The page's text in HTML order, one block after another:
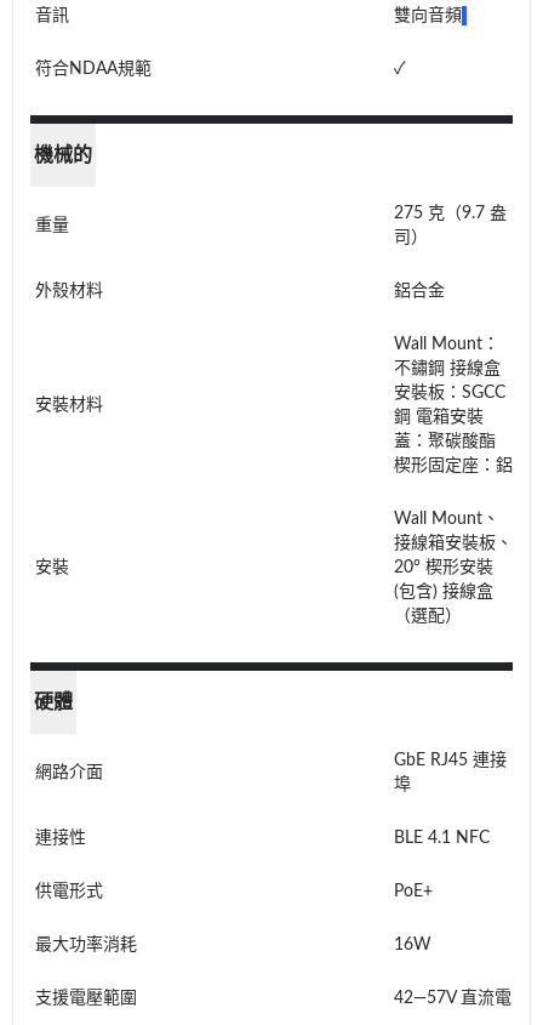
音訊 雙向音頻
符合NDAA規範 ✓
機械的
重量
275 克（9.7 盎
司）
外殼材料 鋁合金
安裝材料
Wall Mount：
不鏽鋼 接線盒
安裝板：SGCC
鋼 電箱安裝
蓋：聚碳酸酯
楔形固定座：鋁
安裝
Wall Mount、
接線箱安裝板、
20° 楔形安裝
(包含) 接線盒
（選配）
硬體
網路介面
GbE RJ45 連接
埠
連接性 BLE 4.1 NFC
供電形式 PoE+
最大功率消耗 16W
支援電壓範圍 42—57V 直流電